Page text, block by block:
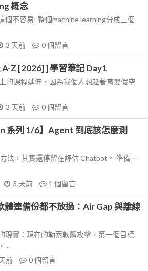
概念
個不容易! 整個machine learning分成三個
3 天前 0個留言
Z [2026] ] 學習筆記 Day1
的課程延伸，因為我個人想趁著育嬰假空
3 天前 0個留言
系列 1/6】Agent 到底該怎麼測
法，其實還停留在評估 Chatbot。 準備一
3 天前 1 個留言
體連備份都不放過：Air Gap 與離線
現實：現在的勒索軟體攻擊，第一個目標
...
前 0個留言